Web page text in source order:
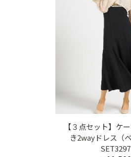
【３点セット】ケ
き2wayドレス（ベ
SET3297